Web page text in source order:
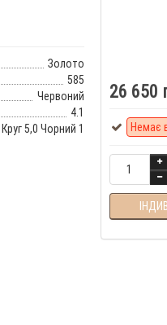
Золото
585
Червоний
4.1
5,0 Чорний 1
26 650
Немає